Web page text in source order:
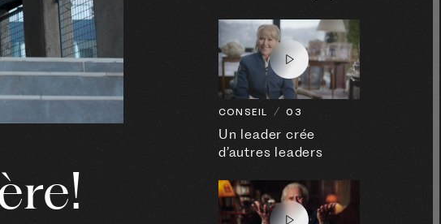
CONSEIL 03
Un leader crée
d’autres leaders